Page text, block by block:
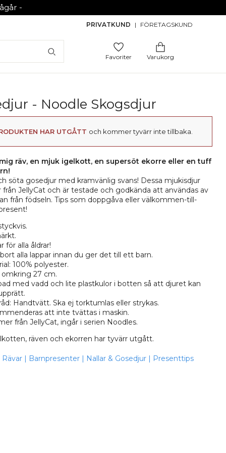
-
PRIVATKUND | FÖRETAGSKUND
Favoriter Varukorg
- Noodle Skogsdjur
HAR UTGÅTT och kommer tyvärr inte tillbaka.
räv, en mjuk igelkott, en supersöt ekorre eller en tuff
söta gosedjur med kramvänlig svans! Dessa mjukisdjur
JellyCat och är testade och godkända att användas av
från födseln. Tips som doppgåva eller välkommen-till-
för alla åldrar!
alla lappar innan du ger det till ett barn.
100% polyester.
27 cm.
med vadd och lite plastkulor i botten så att djuret kan
Handtvätt. Ska ej torktumlas eller strykas.
att inte tvättas i maskin.
från JellyCat, ingår i serien Noodles.
räven och ekorren har tyvärr utgått.
Rävar | Barnpresenter | Nallar & Gosedjur | Presenttips